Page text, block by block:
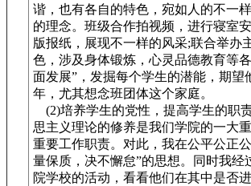
谐，也有各自的特色，宛如人的不一
的理念。班级合作拍视频，进行寝室
版报纸，展现不一样的风采;联合举办
色，涉及身体锻炼，心灵品德教育等
面发展”，发掘每个学生的潜能，期
年，尤其想念班团体这个家庭。
(2)培养学生的党性，提高学生的职
思主义理论的修养是我们学院的一大
重要工作职责。对此，我在公平公正
量保质，决不懈怠”的思想。同时我
院学校的活动，看看他们在其中是否